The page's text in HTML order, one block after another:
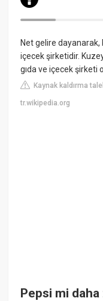
Net gelire dayanarak,
içecek şirketidir.
gıda ve içecek şirketi
Kaynak kaldırma
tr.wikipedia.org
Pepsi mi daha